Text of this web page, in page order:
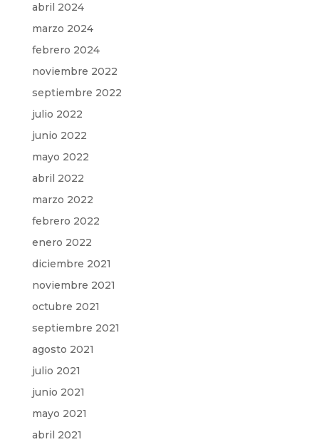
abril 2024
marzo 2024
febrero 2024
noviembre 2022
septiembre 2022
julio 2022
junio 2022
mayo 2022
abril 2022
marzo 2022
febrero 2022
enero 2022
diciembre 2021
noviembre 2021
octubre 2021
septiembre 2021
agosto 2021
julio 2021
junio 2021
mayo 2021
abril 2021